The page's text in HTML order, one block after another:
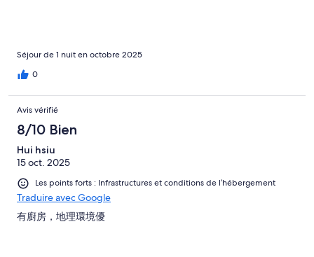
Séjour de 1 nuit en octobre 2025
0
Avis vérifié
8/10 Bien
Hui hsiu
15 oct. 2025
Les points forts : Infrastructures et conditions de l’hébergement
Traduire avec Google
有廚房，地理環境優